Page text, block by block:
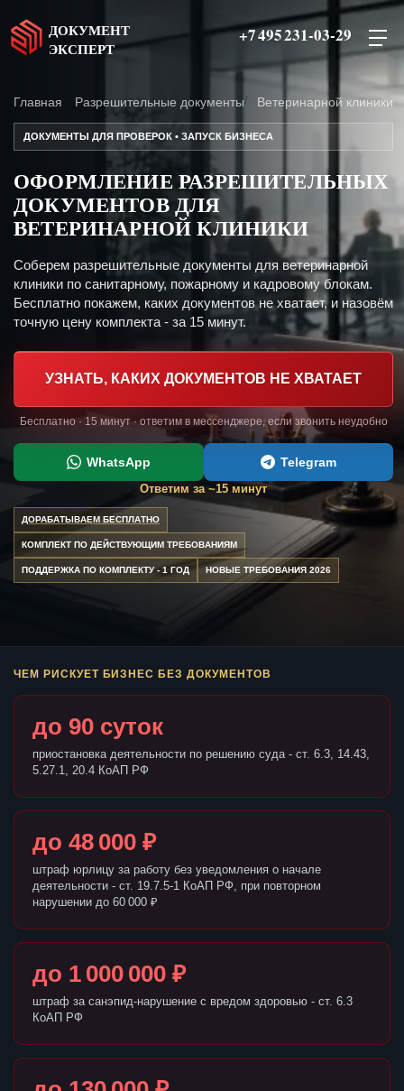
ДОКУМЕНТ
ЭКСПЕРТ
+7 495 231-03-29
Главная Разрешительные документы Ветеринарной клиники
ДОКУМЕНТЫ ДЛЯ ПРОВЕРОК • ЗАПУСК БИЗНЕСА
ОФОРМЛЕНИЕ РАЗРЕШИТЕЛЬНЫХ
ДОКУМЕНТОВ ДЛЯ
ВЕТЕРИНАРНОЙ КЛИНИКИ
Соберем разрешительные документы для ветеринарной
клиники по санитарному, пожарному и кадровому блокам.
Бесплатно покажем, каких документов не хватает, и назовём
точную цену комплекта - за 15 минут.
УЗНАТЬ, КАКИХ ДОКУМЕНТОВ НЕ ХВАТАЕТ
Бесплатно · 15 минут · ответим в мессенджере, если звонить неудобно
WhatsApp Telegram
Ответим за ~15 минут
ДОРАБАТЫВАЕМ БЕСПЛАТНО
КОМПЛЕКТ ПО ДЕЙСТВУЮЩИМ ТРЕБОВАНИЯМ
ПОДДЕРЖКА ПО КОМПЛЕКТУ - 1 ГОД НОВЫЕ ТРЕБОВАНИЯ 2026
ЧЕМ РИСКУЕТ БИЗНЕС БЕЗ ДОКУМЕНТОВ
до 90 суток
приостановка деятельности по решению суда - ст. 6.3, 14.43,
5.27.1, 20.4 КоАП РФ
до 48 000 ₽
штраф юрлицу за работу без уведомления о начале
деятельности - ст. 19.7.5-1 КоАП РФ, при повторном
нарушении до 60 000 ₽
до 1 000 000 ₽
штраф за санэпид-нарушение с вредом здоровью - ст. 6.3
КоАП РФ